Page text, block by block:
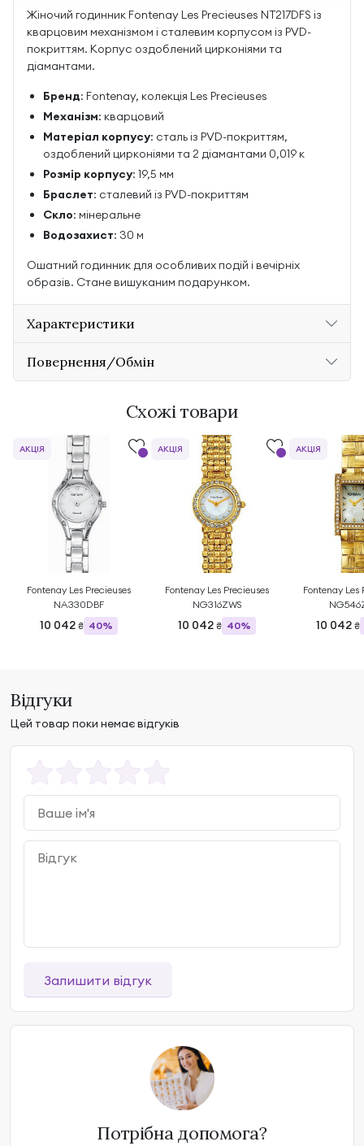
Жіночий годинник Fontenay Les Precieuses NT217DFS із
кварцовим механізмом і сталевим корпусом із PVD-
покриттям. Корпус оздоблений цирконіями та
діамантами.
Бренд: Fontenay, колекція Les Precieuses
Механізм: кварцовий
Матеріал корпусу: сталь із PVD-покриттям,
оздоблений цирконіями та 2 діамантами 0,019 к
Розмір корпусу: 19,5 мм
Браслет: сталевий із PVD-покриттям
Скло: мінеральне
Водозахист: 30 м
Ошатний годинник для особливих подій і вечірніх
образів. Стане вишуканим подарунком.
Характеристики
Повернення/Обмін
Схожі товари
Fontenay Les Precieuses
NA330DBF
10 042 ₴ 40%
АКЦІЯ
Fontenay Les Precieuses
NG316ZWS
10 042 ₴ 40%
АКЦІЯ
Fontenay Les
10 042 ₴
АКЦІЯ
Відгуки
Цей товар поки немає відгуків
Залишити відгук
Потрібна допомога?